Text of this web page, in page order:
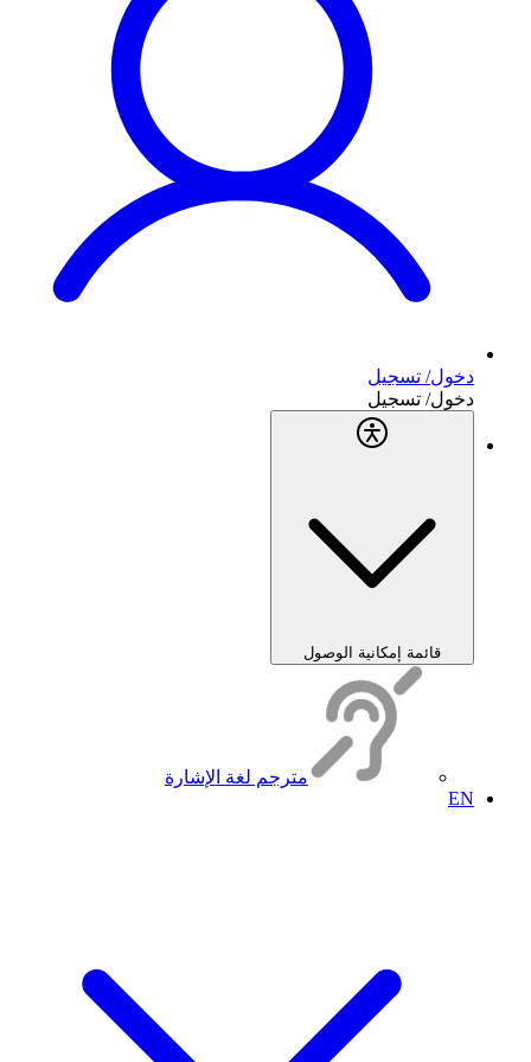
دخول/ تسجيل
دخول/ تسجيل
قائمة إمكانية الوصول
مترجم لغة الإشارة
EN